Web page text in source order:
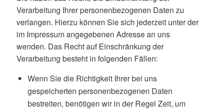
Verarbeitung Ihrer personenbezogenen Daten zu
verlangen. Hierzu können Sie sich jederzeit unter der
im Impressum angegebenen Adresse an uns
wenden. Das Recht auf Einschränkung der
Verarbeitung besteht in folgenden Fällen:
Wenn Sie die Richtigkeit Ihrer bei uns
gespeicherten personenbezogenen Daten
bestreiten, benötigen wir in der Regel Zeit, um